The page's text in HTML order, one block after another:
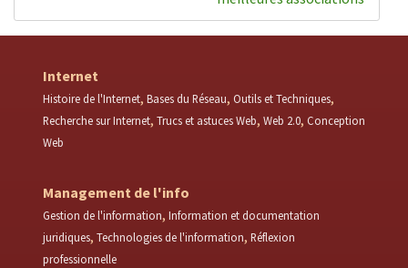
Internet
Histoire de l'Internet Bases du Réseau Outils et Techniques
Recherche sur Internet Trucs et astuces Web Web 2.0 Conception
Web
Management de l'info
Gestion de l'information Information et documentation
juridiques Technologies de l'information Réflexion
professionnelle